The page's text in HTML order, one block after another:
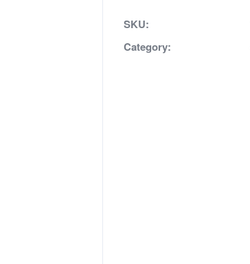
aantal
SKU:
Category: